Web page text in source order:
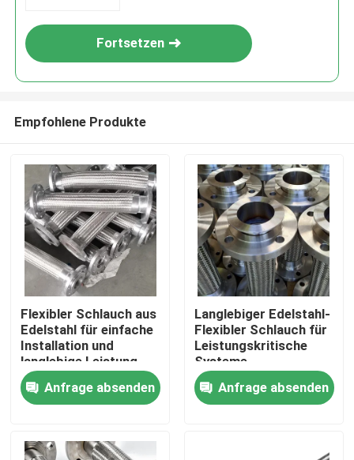
Zu Hause
Produkte
Über uns
Fortsetzen
Empfohlene Produkte
Flexibler Schlauch aus
Edelstahl für einfache
Installation und
langlebige Leistung
Anfrage absenden
Langlebiger Edelstahl-
Flexibler Schlauch für
Leistungskritische
Systeme
Anfrage absenden